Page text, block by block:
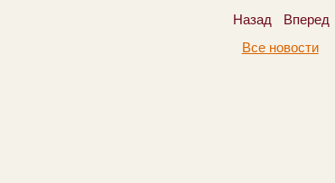
Назад
Вперед
Все новости